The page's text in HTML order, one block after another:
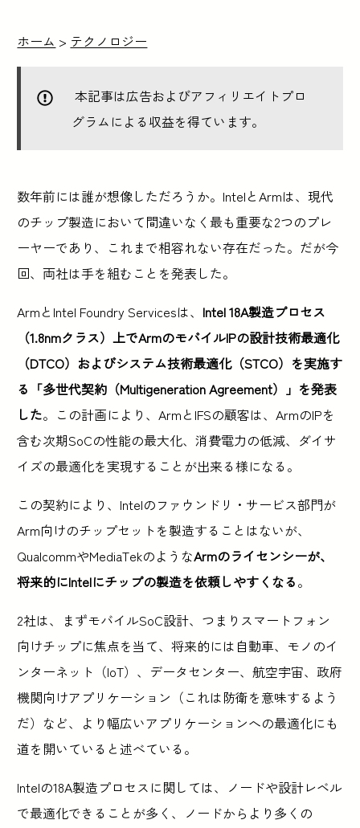
ホーム > テクノロジー
本記事は広告およびアフィリエイトプロ
グラムによる収益を得ています。
数年前には誰が想像しただろうか。IntelとArmは、現代
のチップ製造において間違いなく最も重要な2つのプレ
ーヤーであり、これまで相容れない存在だった。だが今
回、両社は手を組むことを発表した。
ArmとIntel Foundry Servicesは、 Intel 18A製造プロセス
（1.8nmクラス）上でArmのモバイルIPの設計技術最適化
（DTCO）およびシステム技術最適化（STCO）を実施す
る「多世代契約（Multigeneration Agreement）」を発表
した。この計画により、ArmとIFSの顧客は、ArmのIPを
含む次期SoCの性能の最大化、消費電力の低減、ダイサ
イズの最適化を実現することが出来る様になる。
この契約により、Intelのファウンドリ・サービス部門が
Arm向けのチップセットを製造することはないが、
QualcommやMediaTekのようなArmのライセンシーが、
将来的にIntelにチップの製造を依頼しやすくなる。
2社は、まずモバイルSoC設計、つまりスマートフォン
向けチップに焦点を当て、将来的には自動車、モノのイ
ンターネット（IoT）、データセンター、航空宇宙、政府
機関向けアプリケーション（これは防衛を意味するよう
だ）など、より幅広いアプリケーションへの最適化にも
道を開いていると述べている。
Intelの18A製造プロセスに関しては、ノードや設計レベル
で最適化できることが多く、ノードからより多くの